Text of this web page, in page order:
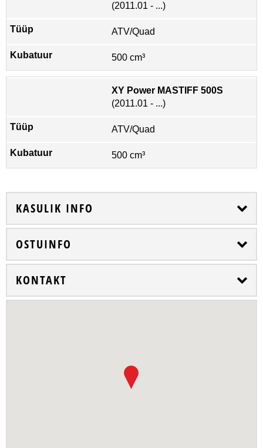
(2011.01 - ...)
ATV/Quad
500 cm³
XY Power MASTIFF 500S
(2011.01 - ...)
ATV/Quad
500 cm³
KASULIK INFO
OSTUINFO
KONTAKT